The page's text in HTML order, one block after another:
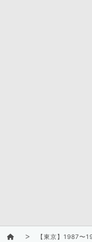
【東京】1987〜